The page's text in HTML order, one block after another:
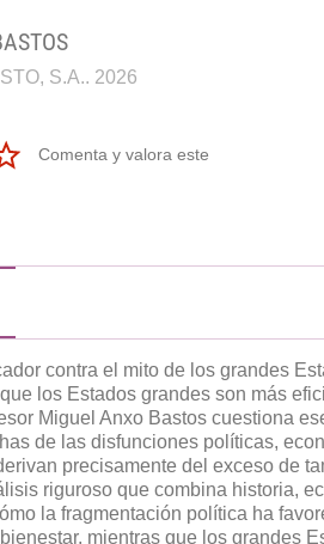
S.A.. 2026
Comenta y valora este
contra el mito de los grandes
los Estados grandes son más
Miguel Anxo Bastos cuestiona
de las disfunciones políticas,
precisamente del exceso de
riguroso que combina historia,
la fragmentación política ha
mientras que los grandes